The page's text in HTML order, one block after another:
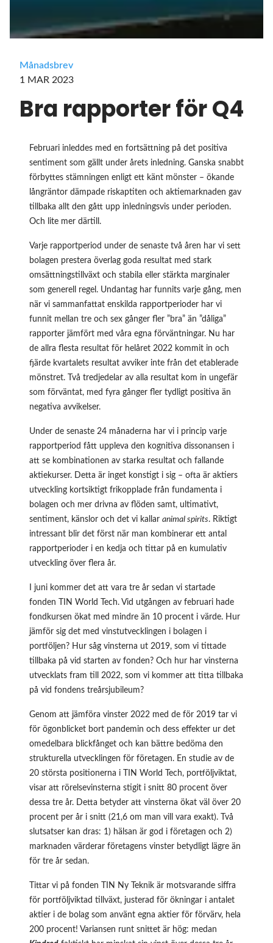
Månadsbrev
1 MAR 2023
Bra rapporter för Q4
Februari inleddes med en fortsättning på det positiva
sentiment som gällt under årets inledning. Ganska snabbt
förbyttes stämningen enligt ett känt mönster – ökande
långräntor dämpade riskaptiten och aktiemarknaden gav
tillbaka allt den gått upp inledningsvis under perioden.
Och lite mer därtill.
Varje rapportperiod under de senaste två åren har vi sett
bolagen prestera överlag goda resultat med stark
omsättningstillväxt och stabila eller stärkta marginaler
som generell regel. Undantag har funnits varje gång, men
när vi sammanfattat enskilda rapportperioder har vi
funnit mellan tre och sex gånger fler ”bra” än ”dåliga”
rapporter jämfört med våra egna förväntningar. Nu har
de allra flesta resultat för helåret 2022 kommit in och
fjärde kvartalets resultat avviker inte från det etablerade
mönstret. Två tredjedelar av alla resultat kom in ungefär
som förväntat, med fyra gånger fler tydligt positiva än
negativa avvikelser.
Under de senaste 24 månaderna har vi i princip varje
rapportperiod fått uppleva den kognitiva dissonansen i
att se kombinationen av starka resultat och fallande
aktiekurser. Detta är inget konstigt i sig – ofta är aktiers
utveckling kortsiktigt frikopplade från fundamenta i
bolagen och mer drivna av flöden samt, ultimativt,
sentiment, känslor och det vi kallar animal spirits. Riktigt
intressant blir det först när man kombinerar ett antal
rapportperioder i en kedja och tittar på en kumulativ
utveckling över flera år.
I juni kommer det att vara tre år sedan vi startade
fonden TIN World Tech. Vid utgången av februari hade
fondkursen ökat med mindre än 10 procent i värde. Hur
jämför sig det med vinstutvecklingen i bolagen i
portföljen? Hur såg vinsterna ut 2019, som vi tittade
tillbaka på vid starten av fonden? Och hur har vinsterna
utvecklats fram till 2022, som vi kommer att titta tillbaka
på vid fondens treårsjubileum?
Genom att jämföra vinster 2022 med de för 2019 tar vi
för ögonblicket bort pandemin och dess effekter ur det
omedelbara blickfånget och kan bättre bedöma den
strukturella utvecklingen för företagen. En studie av de
20 största positionerna i TIN World Tech, portföljviktat,
visar att rörelsevinsterna stigit i snitt 80 procent över
dessa tre år. Detta betyder att vinsterna ökat väl över 20
procent per år i snitt (21,6 om man vill vara exakt). Två
slutsatser kan dras: 1) hälsan är god i företagen och 2)
marknaden värderar företagens vinster betydligt lägre än
för tre år sedan.
Tittar vi på fonden TIN Ny Teknik är motsvarande siffra
för portföljviktad tillväxt, justerad för ökningar i antalet
aktier i de bolag som använt egna aktier för förvärv, hela
200 procent! Variansen runt snittet är hög: medan